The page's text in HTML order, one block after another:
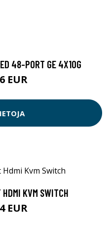
48-PORT GE 4X10G
EUR
KVM SWITCH
EUR